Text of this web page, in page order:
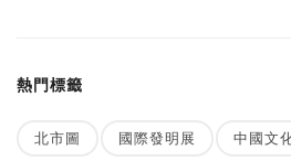
熱門標籤
北市圖 國際發明展 中國文